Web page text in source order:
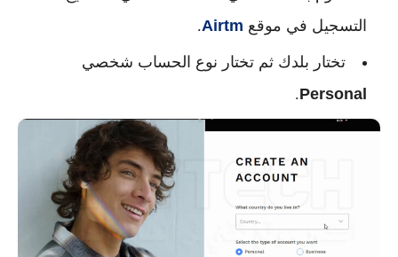
التسجيل في موقع Airtm
.
تختار بلدك ثم تختار نوع الحساب شخصي
Personal
.